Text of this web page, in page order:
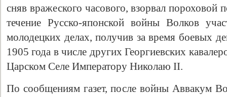
сняв вражеского часового, взорвал пороховой
течение Русско-японской войны Волков
молодецких делах, получив за время боевых
1905 года в числе других Георгиевских
Царском Селе Императору Николаю II.
По сообщениям газет, после войны Аввакум